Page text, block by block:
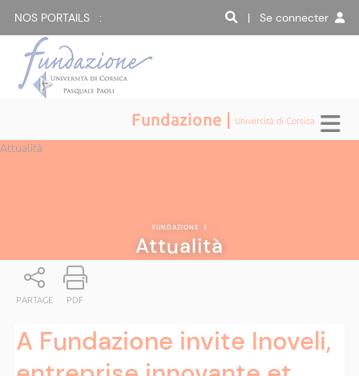
NOS PORTAILS : | Se connecter
Fundazione | Università di Corsica
Attualità
FUNDAZIONE |
Attualità
PARTAGE PDF
A Fundazione invite Inoveli,